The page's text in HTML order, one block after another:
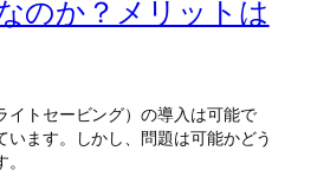
のか？メリットは
イトセービング）の導入は可能で
います。しかし、問題は可能かどう